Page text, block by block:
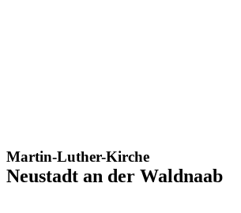
Martin-Luther-Kirche
Neustadt an der Waldnaab